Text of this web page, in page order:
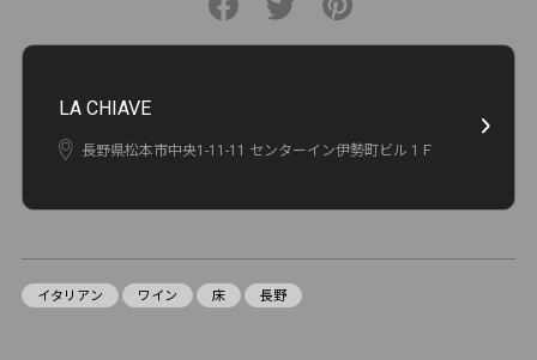
LA CHIAVE
長野県松本市中央1-11-11 センターイン伊勢町ビル 1Ｆ
イタリアン ワイン 床 長野